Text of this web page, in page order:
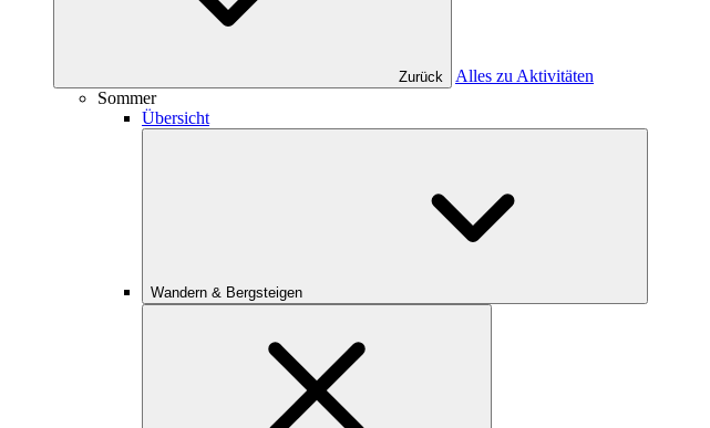
Zurück
Alles zu Aktivitäten
Sommer
Übersicht
Wandern & Bergsteigen